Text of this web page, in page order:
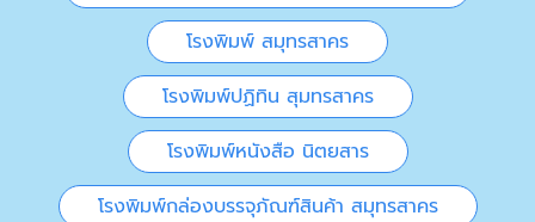
โรงพิมพ์ สมุทรสาคร
โรงพิมพ์ปฏิทิน สุมทรสาคร
โรงพิมพ์หนังสือ นิตยสาร
โรงพิมพ์กล่องบรรจุภัณฑ์สินค้า สมุทรสาคร